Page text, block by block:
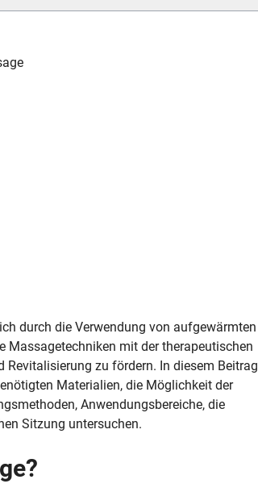
durch die Verwendung von aufgewärmten
Massagetechniken mit der therapeutischen
Revitalisierung zu fördern. In diesem Beitrag
Materialien, die Möglichkeit der
Anwendungsbereiche, die
Sitzung untersuchen.